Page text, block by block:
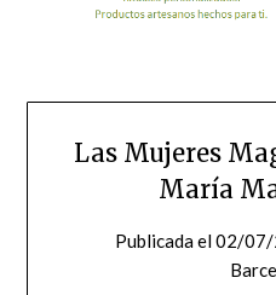
Las Mujeres
María
Publicada el02/07/